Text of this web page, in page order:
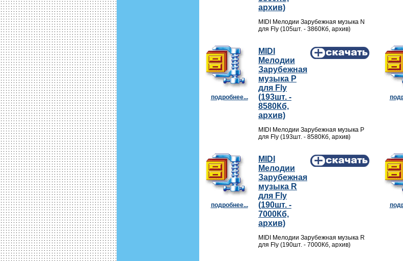
архив)
MIDI Мелодии Зарубежная музыка N
для Fly (105шт. - 3860Кб, архив)
подробнее...
MIDI
Мелодии
Зарубежная
музыка P
для Fly
(193шт. -
8580Кб,
архив)
MIDI Мелодии Зарубежная музыка P
для Fly (193шт. - 8580Кб, архив)
подробнее...
MIDI
Мелодии
Зарубежная
музыка R
для Fly
(190шт. -
7000Кб,
архив)
MIDI Мелодии Зарубежная музыка R
для Fly (190шт. - 7000Кб, архив)